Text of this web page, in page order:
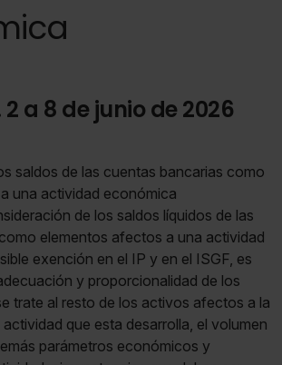
a 8 de junio de 2026
saldos de las cuentas bancarias como
una actividad económica
de los saldos líquidos de las
elementos afectos a una actividad
exención en el IP y en el ISGF, es
y proporcionalidad de los
trate al resto de los activos afectos a la
que esta desarrolla, el volumen
parámetros económicos y